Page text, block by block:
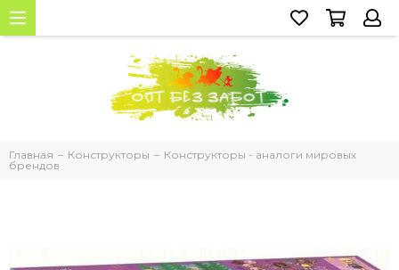
Главная Конструкторы
Конструкторы - аналоги мировых
брендов